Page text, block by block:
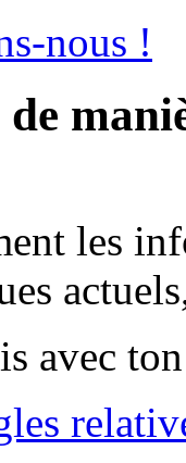
nous !
les
avec